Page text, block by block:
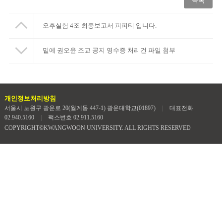
오후실험 4조 최종보고서 피피티 입니다.
밑에 권오윤 조교 공지 영수증 처리건 파일 첨부
개인정보처리방침
서울시 노원구 광운로 20(월계동 447-1) 광운대학교(01897)
대표전화
02.940.5160
팩스번호 02.911.5160
COPYRIGHT©KWANGWOON UNIVERSITY. ALL RIGHTS RESERVED